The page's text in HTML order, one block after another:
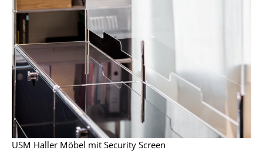
Beistelltische
Couchtische
Schreibtische
Sekretäre & PC-Tische
Konferenztische
Stehtische & Stehpulte
USM Haller Möbel mit Security Screen